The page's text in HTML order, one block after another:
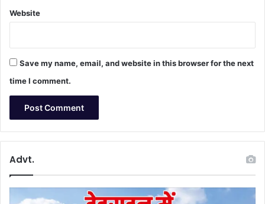
Website
Save my name, email, and website in this browser for the next
time I comment.
Advt.